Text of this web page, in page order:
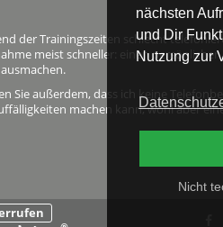
nächsten
und Dir
Nutzung zur
Nicht
der Trainingszeiten schlecht
meist schneller: einen
Sie außerdem, dass ich keine
machen kann, wohl aber